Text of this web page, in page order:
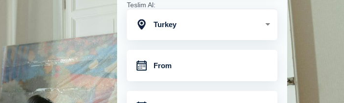
Teslim Al:
Turkey